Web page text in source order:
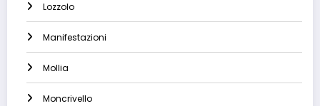
Lozzolo
Manifestazioni
Mollia
Moncrivello